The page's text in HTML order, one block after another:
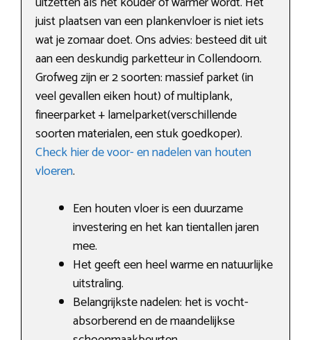
juist plaatsen van een plankenvloer is niet iets
wat je zomaar doet. Ons advies: besteed dit uit
aan een deskundig parketteur in Collendoorn.
Grofweg zijn er 2 soorten: massief parket (in
veel gevallen eiken hout) of multiplank,
fineerparket + lamelparket(verschillende
soorten materialen, een stuk goedkoper).
Check hier de voor- en nadelen van houten
vloeren.
Een houten vloer is een duurzame
investering en het kan tientallen jaren
mee.
Het geeft een heel warme en natuurlijke
uitstraling.
Belangrijkste nadelen: het is vocht-
absorberend en de maandelijkse